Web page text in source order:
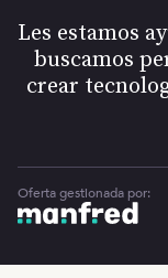
Les estamos
buscamos
crear
Oferta gestionada por: